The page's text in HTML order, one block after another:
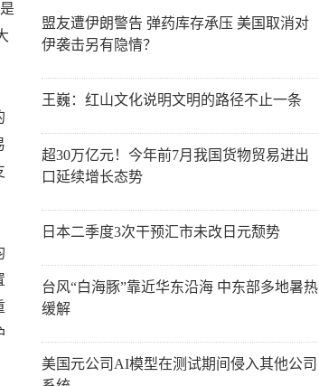
盟友遭伊朗警告 弹药库存承压 美国取消对
伊袭击另有隐情？
王巍：红山文化说明文明的路径不止一条
超30万亿元！今年前7月我国货物贸易进出
口延续增长态势
日本二季度3次干预汇市未改日元颓势
台风“白海豚”靠近华东沿海 中东部多地暑热
缓解
美国元公司AI模型在测试期间侵入其他公司